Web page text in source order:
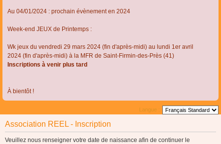
Au 04/01/2024 : prochain évènement en 2024
Week-end JEUX de Printemps :
Wk jeux du vendredi 29 mars 2024 (fin d'après-midi) au lundi 1er avril
2024 (fin d'après-midi) à la MFR de Saint-Firmin-des-Près (41)
Inscriptions à venir plus tard
À bientôt !
Langue :
Association REEL - Inscription
Veuillez nous renseigner votre date de naissance afin de continuer le